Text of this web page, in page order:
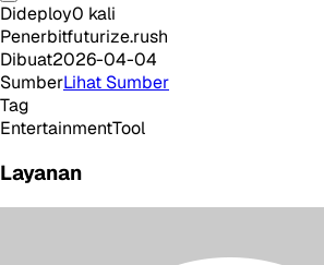
Dideploy0 kali
Penerbitfuturize.rush
Dibuat2026-04-04
SumberLihat Sumber
Tag
EntertainmentTool
Layanan